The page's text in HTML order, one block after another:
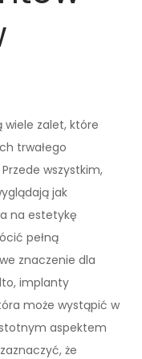
zalet, które
trwałego
wszystkim,
jak
na estetykę
pełną
znaczenie dla
implanty
może wystąpić w
aspektem
że